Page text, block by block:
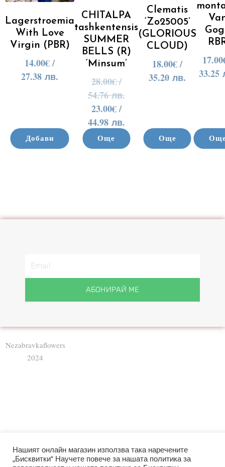
Lagerstroemia
With Love
Virgin (PBR)
14.00€/
27.38 лв.
Добави
CHITALPA
tashkentensis
SUMMER
BELLS (R)
‘Minsum’
28.00€/
54.76 лв.
23.00€/
44.98 лв.
Още
Clematis
‘Zo25005’
(GLORIOUS
CLOUD)
18.00€/
35.20 лв.
Още
17.00
33.25
АБОНИРАЙ МЕ
Nezabravkaflowers
2024
Нашият онлайн магазин използва така наречените
„Бисквитки“ Научете повече за нашата политика за